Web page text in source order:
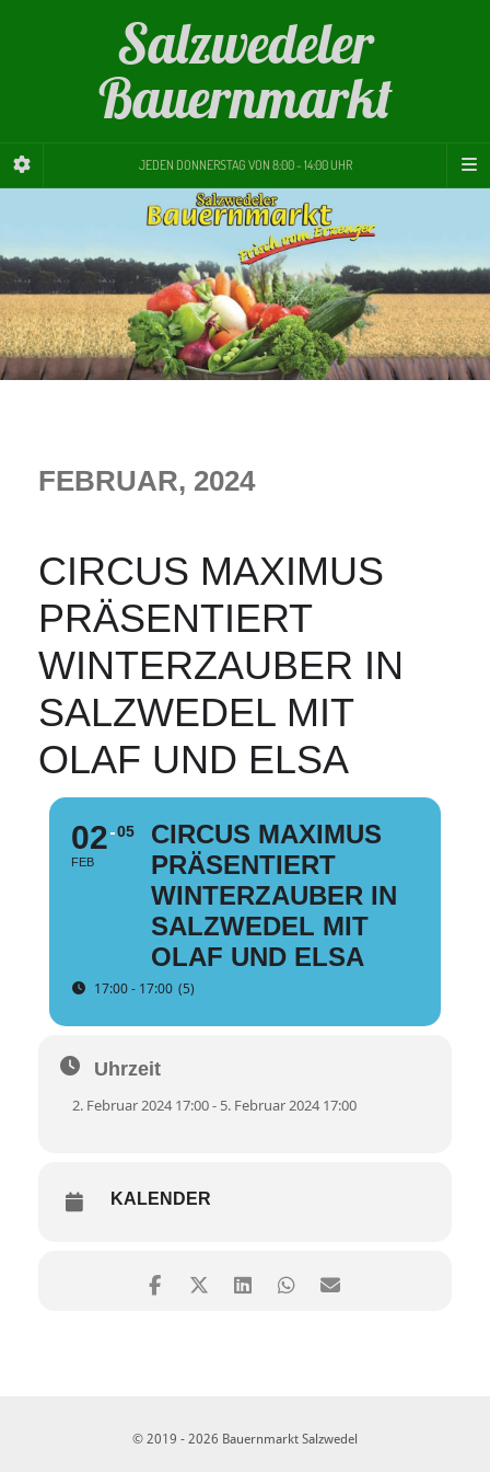
Salzwedeler
Bauernmarkt
JEDEN DONNERSTAG VON 8:00 - 14:00 UHR
FEBRUAR, 2024
CIRCUS MAXIMUS
PRÄSENTIERT
WINTERZAUBER IN
SALZWEDEL MIT
OLAF UND ELSA
02
FEB
05
CIRCUS MAXIMUS
PRÄSENTIERT
WINTERZAUBER IN
SALZWEDEL MIT
OLAF UND ELSA
17:00 - 17:00 (5)
Uhrzeit
2. Februar 2024 17:00 - 5. Februar 2024 17:00
KALENDER
© 2019 - 2026 Bauernmarkt Salzwedel